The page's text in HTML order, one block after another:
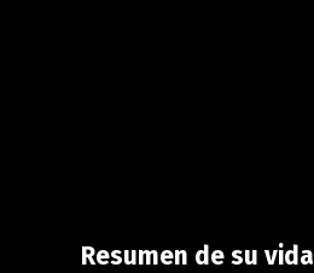
Resumen de su vida